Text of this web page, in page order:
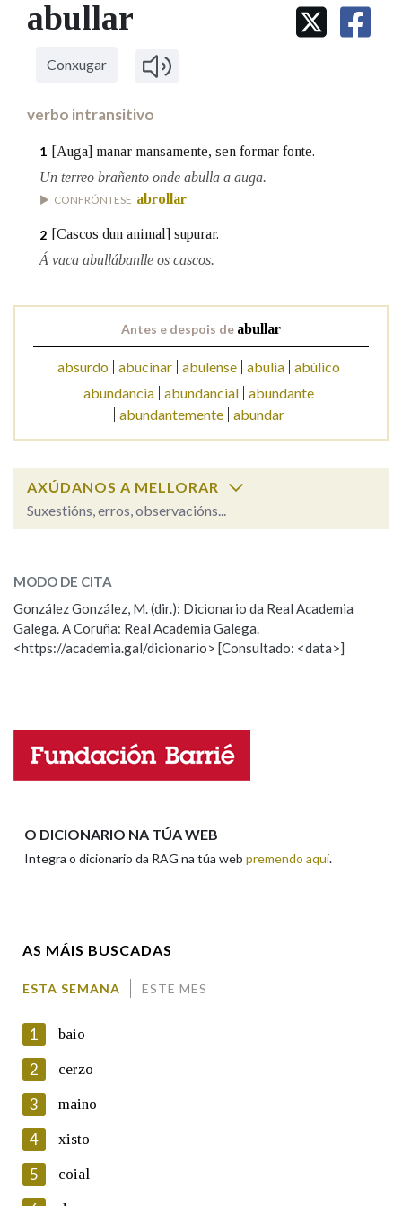
IDENTIDADE CORPORATIVA
MARCIAL DEL ADALID
FIGURAS HOMENAXEADAS
Facebook
TwitterYoutubeInstagram
Bluesky
BUSCAR NOS LEMAS
Comeza por
Contén
OUTRAS OPCIÓNS DE BUSCA
Pertence a
abullar
Conxugar
verbo intransitivo
1 [Auga] manar mansamente, sen formar fonte.
Un terreo brañento onde abulla a auga.
CONFRÓNTESE abrollar
2 [Cascos dun animal] supurar.
Á vaca abullábanlle os cascos.
Antes e despois de abullar
absurdo abucinar abulense abulia abúlico
abundancia abundancial abundante
abundantemente
abundar
AXÚDANOS A MELLORAR
Suxestións, erros, observacións...
ESCOLLE UNHA OPCIÓN:
Observación Hai un erro na palabra
Propoño mellorar a definición
Nome
En cumprimento da normativa vixente en materia de
Protección de Datos de Carácter Persoal, a Real Academia
Galega informa a aqueles usuarios que faciliten o seu correo
electrónico, así como calquera outra información de carácter
persoal, que estes datos serán obxecto de tratamento
automatizado de carácter confidencial e incorporados aos seus
MODO DE CITA
González González, M. (dir.): Dicionario da Real Academia
Galega. A Coruña: Real Academia Galega.
<https://academia.gal/dicionario> [Consultado: <data>]
O DICIONARIO NA TÚA WEB
Integra o dicionario da RAG na túa web premendo aquí.
AS MÁIS BUSCADAS
ESTA SEMANA ESTE MES
1 baio
2 cerzo
3 maino
4 xisto
5 coial